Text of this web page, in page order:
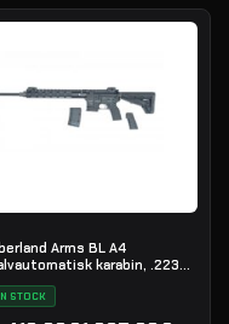
Arms BL A4
karabin, .223
STOCK